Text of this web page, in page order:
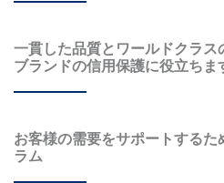
一貫した品質とワールドクラ
ブランドの信用保護に役立ちま
お客様の需要をサポートする
ラム